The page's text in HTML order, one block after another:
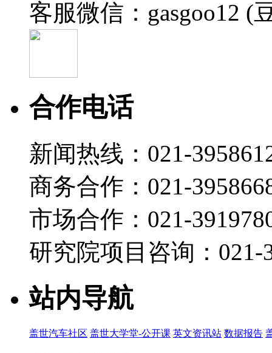
2026-04-26 00:50
09:42
2026-04-19 21:46
07:20
孙涛
09:41
宋超
2026-04-13 17:39
东风日产NX8上市，有没有实力能够卖爆？
宋超
客服微信：gasgoo12 (
合作电话
新闻热线：021-
商务合作：021-
市场合作：021-
研究院项目咨询：021-
站内导航
盖世汽车社区 盖世大学堂-公开课 英文资讯站 数据报告